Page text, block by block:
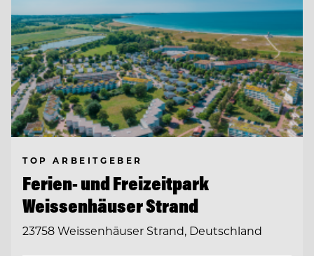
TOP ARBEITGEBER
Ferien- und Freizeitpark
Weissenhäuser Strand
23758 Weissenhäuser Strand, Deutschland